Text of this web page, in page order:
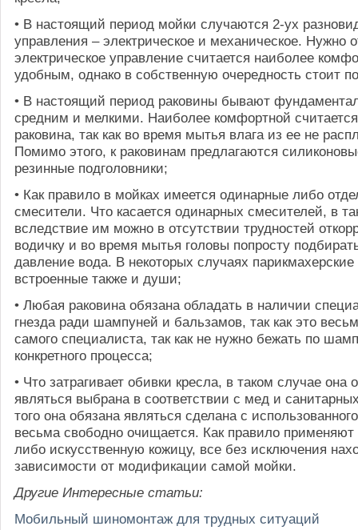
• В настоящий период мойки случаются 2-ух
управления – электрическое и механическое. Нужно
электрическое управление считается наиболее
удобным, однако в собственную очередность стоит
• В настоящий период раковины бывают
средним и мелкими. Наиболее комфортной
раковина, так как во время мытья влага из ее не
Помимо этого, к раковинам предлагаются
резинные подголовники;
• Как правило в мойках имеется одинарные либо
смесители. Что касается одинарных смесителей, в
вследствие им можно в отсутствии трудностей
водичку и во время мытья головы попросту
давление вода. В некоторых случаях
встроенные также и души;
• Любая раковина обязана обладать в наличии
гнезда ради шампуней и бальзамов, так как это
самого специалиста, так как не нужно бежать по
конкретного процесса;
• Что затрагивает обивки кресла, в таком случае она
являться выбрана в соответствии с мед и
того она обязана являться сделана с
весьма свободно очищается. Как правило применяют
либо искусственную кожицу, все без исключения
зависимости от модификации самой мойки.
Другие Интересные статьи:
Мобильный шиномонтаж для трудных ситуаций